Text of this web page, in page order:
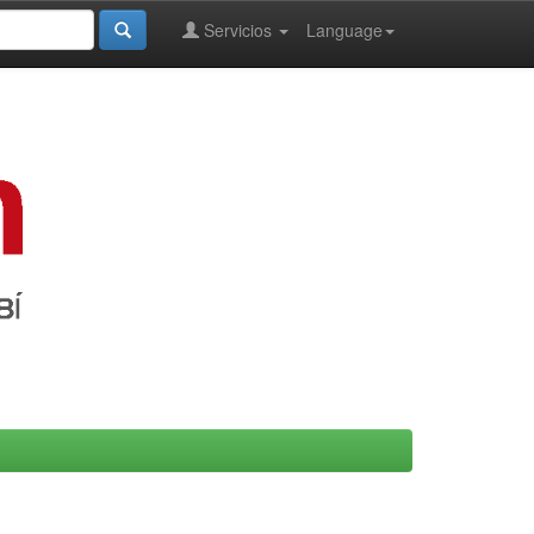
Language
Servicios